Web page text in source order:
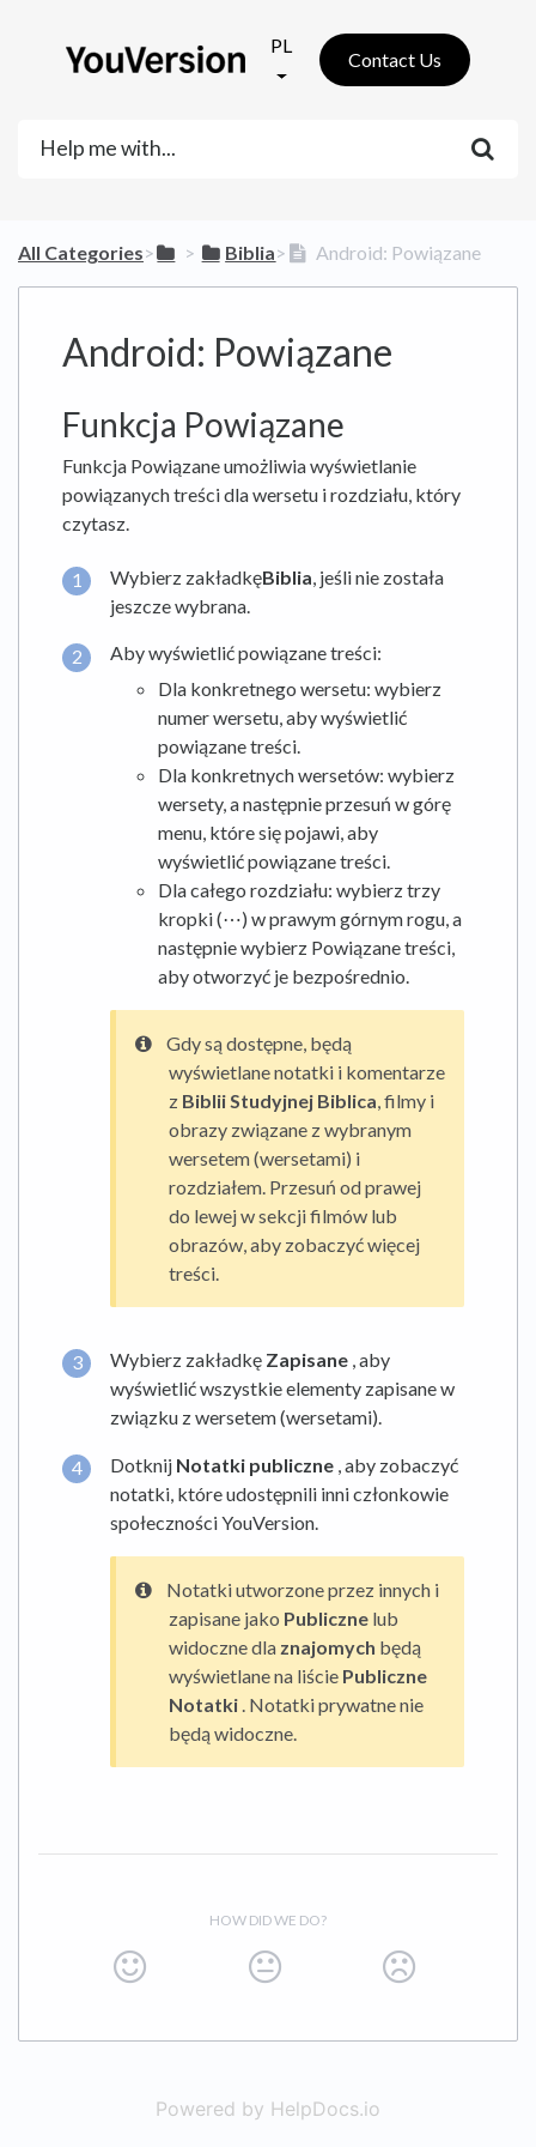
PL
Contact Us
All Categories​>​ ​ > ​ ​Biblia​>​ Android: Powiązane
Android: Powiązane
Funkcja Powiązane
Funkcja Powiązane umożliwia wyświetlanie
powiązanych treści dla wersetu i rozdziału, który
czytasz.
Wybierz zakładkęBiblia, jeśli nie została
jeszcze wybrana.
Aby wyświetlić powiązane treści:
Dla konkretnego wersetu: wybierz
numer wersetu, aby wyświetlić
powiązane treści.
Dla konkretnych wersetów: wybierz
wersety, a następnie przesuń w górę
menu, które się pojawi, aby
wyświetlić powiązane treści.
Dla całego rozdziału: wybierz trzy
kropki (⋯) w prawym górnym rogu, a
następnie wybierz Powiązane treści,
aby otworzyć je bezpośrednio.
Gdy są dostępne, będą
wyświetlane notatki i komentarze
z Biblii Studyjnej Biblica, filmy i
obrazy związane z wybranym
wersetem (wersetami) i
rozdziałem. Przesuń od prawej
do lewej w sekcji filmów lub
obrazów, aby zobaczyć więcej
treści.
Wybierz zakładkę Zapisane , aby
wyświetlić wszystkie elementy zapisane w
związku z wersetem (wersetami).
Dotknij Notatki publiczne , aby zobaczyć
notatki, które udostępnili inni członkowie
społeczności YouVersion.
Notatki utworzone przez innych i
zapisane jako Publiczne lub
widoczne dla znajomych będą
wyświetlane na liście Publiczne
Notatki . Notatki prywatne nie
będą widoczne.
HOW DID WE DO?
Powered by HelpDocs.io